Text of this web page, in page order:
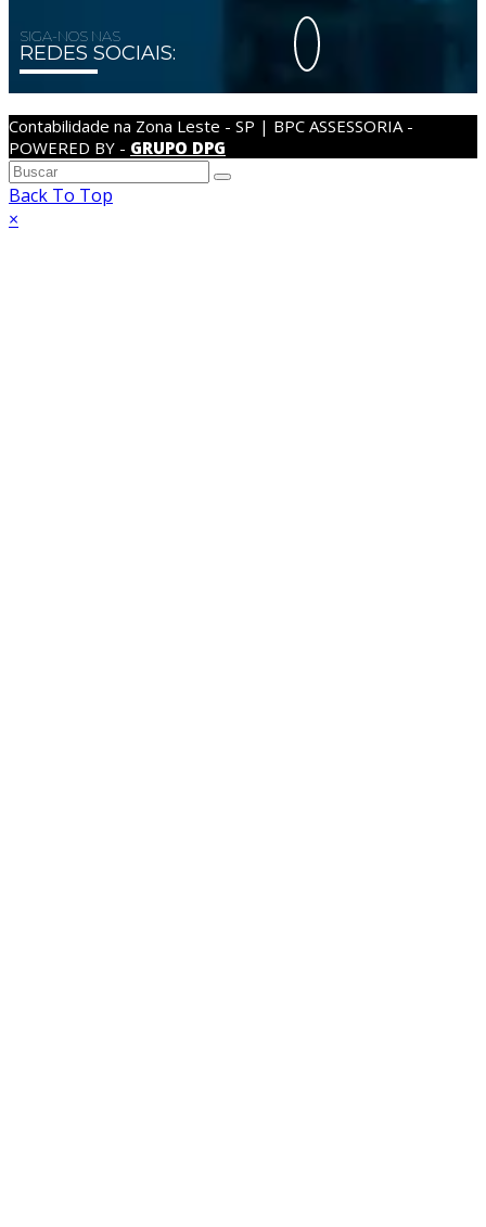
SIGA-NOS NAS
REDES SOCIAIS:
Contabilidade na Zona Leste - SP | BPC ASSESSORIA -
POWERED BY - GRUPO DPG
Back To Top
×